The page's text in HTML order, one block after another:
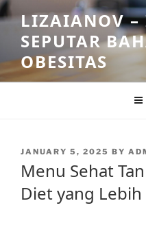
Skip
to
content
LIZAIANOV –
SEPUTAR
OBESITAS
POSTED
JANUARY 5, 2025 BY
Menu Sehat
Diet yang